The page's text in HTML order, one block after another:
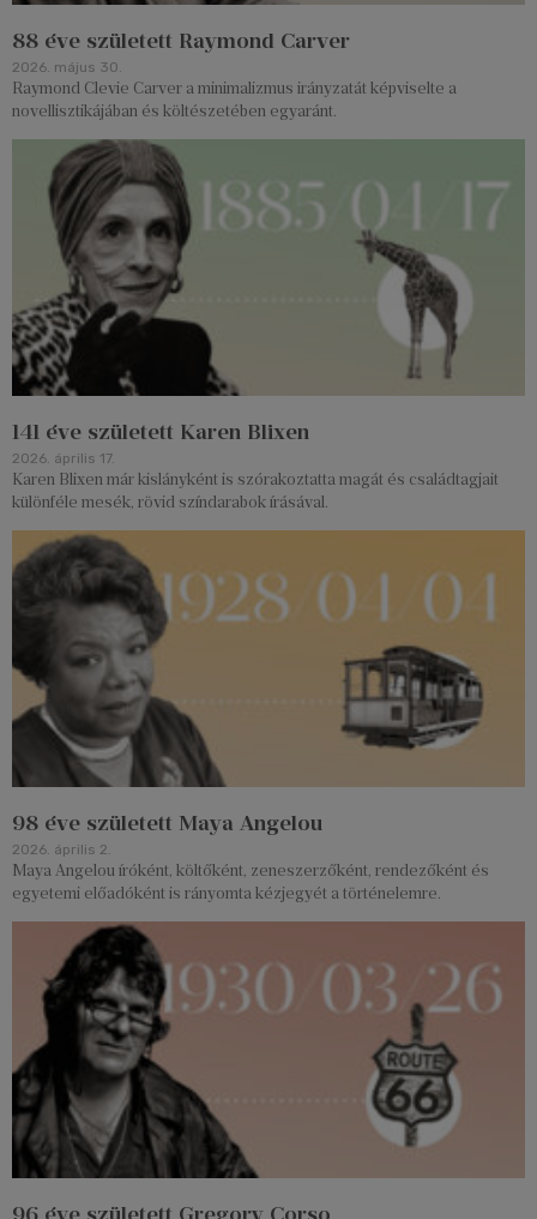
88 éve született Raymond Carver
2026. május 30.
Raymond Clevie Carver a minimalizmus irányzatát képviselte a
novellisztikájában és költészetében egyaránt.
141 éve született Karen Blixen
2026. április 17.
Karen Blixen már kislányként is szórakoztatta magát és családtagjait
különféle mesék, rövid színdarabok írásával.
98 éve született Maya Angelou
2026. április 2.
Maya Angelou íróként, költőként, zeneszerzőként, rendezőként és
egyetemi előadóként is rányomta kézjegyét a történelemre.